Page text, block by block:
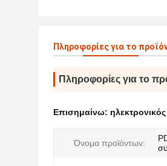
Πληροφορίες για το
Πληροφορίες για το
Επισημαίνω:
Όνομα προϊόντων: